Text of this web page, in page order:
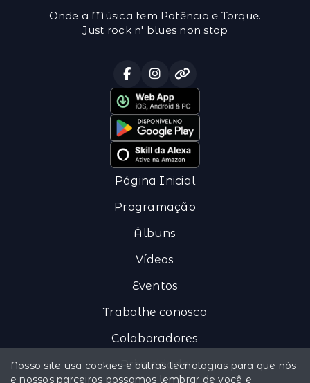
Onde a Música tem Potência e Torque.
Just rock n' blues non stop
Página Inicial
Programação
Álbuns
Vídeos
Eventos
Trabalhe conosco
Colaboradores
Privacidade
Nosso site usa cookies e outras tecnologias para que nós
e nossos parceiros possamos lembrar de você e